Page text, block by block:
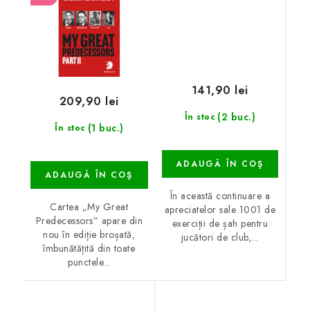
În stoc (1 buc.)
209,90 lei
ADAUGĂ ÎN COŞ
Cartea „My Great
Predecessors” apare din
nou în ediție broșată,
îmbunătățită din toate
punctele...
În stoc (2 buc.)
141,90 lei
ADAUGĂ ÎN COŞ
În această continuare a
apreciatelor sale 1001 de
exerciții de șah pentru
jucători de club,...